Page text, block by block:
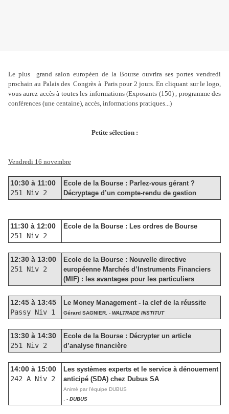
Le plus grand salon européen de la Bourse ouvrira ses portes vendredi
prochain au Palais des Congrès à Paris pour 2 jours. En cliquant sur le logo,
vous aurez accès à toutes les informations (Exposants (150) , programme des
conférences (une centaine), accès, informations pratiques...)
Petite sélection :
Vendredi 16 novembre
10:30 à 11:00
251 Niv 2
Ecole de la Bourse : Parlez-vous gérant ?
Décryptage d’un compte-rendu de gestion
11:30 à 12:00
251 Niv 2
Ecole de la Bourse : Les ordres de Bourse
12:30 à 13:00
251 Niv 2
Ecole de la Bourse : Nouvelle directive
européenne Marchés d’Instruments Financiers
(MIF) : les avantages pour les particuliers
12:45 à 13:45
Passy Niv 1
Le Money Management - la clef de la réussite
Gérard SAGNIER , - WALTRADE INSTITUT
13:30 à 14:30
251 Niv 2
Ecole de la Bourse : Décrypter un article
d’analyse financière
14:00 à 15:00
242 A Niv 2
Les systèmes experts et le service à dénouement
anticipé (SDA) chez Dubus SA
Animé par l'équipe DUBUS
, - DUBUS